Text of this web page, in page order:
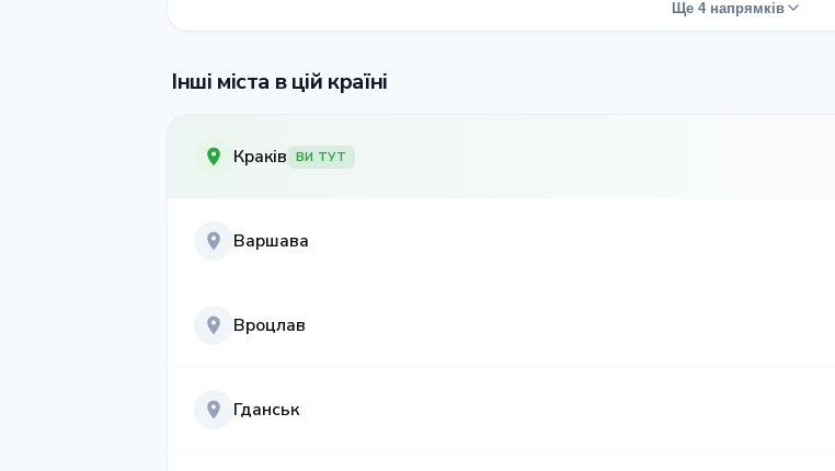
Ще 4 напрямків
Інші міста в цій країні
Краків ВИ ТУТ
Варшава
Вроцлав
Гданськ